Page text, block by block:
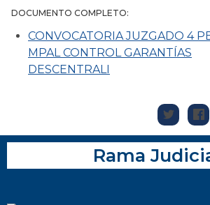
DOCUMENTO COMPLETO:
CONVOCATORIA JUZGADO 4
MPAL CONTROL GARANTÍAS
DESCENTRALI
Rama